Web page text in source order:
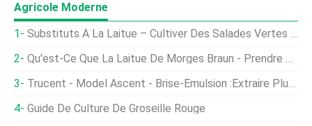
Agricole Moderne
Substituts À La Laitue – Cultiver Des Salades Vertes Alternatives
Qu'est-Ce Que La Laitue De Morges Braun - Prendre Soin Des Plants De Laitue De Morges Braun
Trucent - Model Ascent - Brise-Émulsion :extraire Plus D'huile De Maïs
Guide De Culture De Groseille Rouge